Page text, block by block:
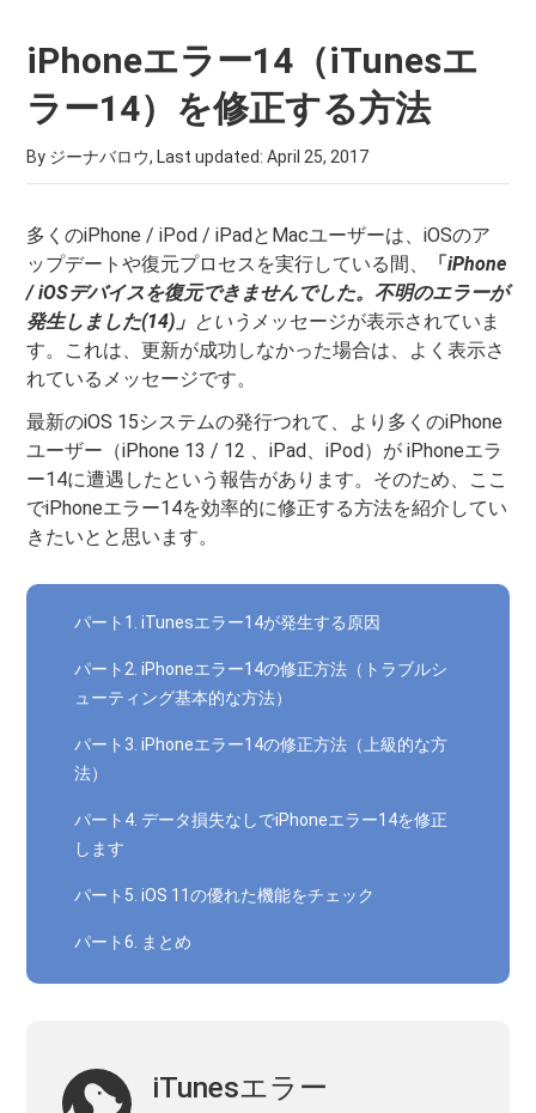
iPhoneエラー14（iTunesエ
ラー14）を修正する方法
By ジーナバロウ, Last updated:April 25, 2017
多くのiPhone / iPod / iPadとMacユーザーは、iOSのア
ップデートや復元プロセスを実行している間、
「iPhone
/ iOSデバイスを復元できませんでした。不明のエラーが
発生しました(14)」 という メッセージが表示されていま
す。これは、更新が成功しなかった場合は、よく表示さ
れているメッセージです。
最新のiOS 15システムの発行つれて、より多くのiPhone
ユーザー（iPhone 13 / 12 、iPad、iPod）が iPhoneエラ
ー14に遭遇したという報告があります。そのため、ここ
でiPhoneエラー14を効率的に修正する方法を紹介してい
きたいとと思います。
パート1. iTunesエラー14が発生する原因
パート2. iPhoneエラー14の修正方法（トラブルシ
ューティング基本的な方法）
パート3. iPhoneエラー14の修正方法（上級的な方
法）
パート4. データ損失なしでiPhoneエラー14を修正
します
パート5. iOS 11の優れた機能をチェック
パート6. まとめ
iTunesエラー